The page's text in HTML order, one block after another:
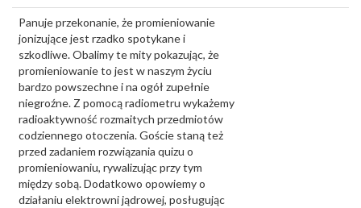
Panuje przekonanie, że promieniowanie
jonizujące jest rzadko spotykane i
szkodliwe. Obalimy te mity pokazując, że
promieniowanie to jest w naszym życiu
bardzo powszechne i na ogół zupełnie
niegroźne. Z pomocą radiometru wykażemy
radioaktywność rozmaitych przedmiotów
codziennego otoczenia. Goście staną też
przed zadaniem rozwiązania quizu o
promieniowaniu, rywalizując przy tym
między sobą. Dodatkowo opowiemy o
działaniu elektrowni jądrowej, posługując